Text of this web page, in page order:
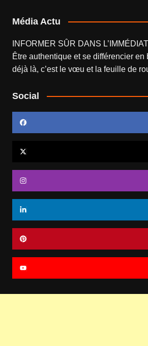
Média Actu
INFORMER SÛR DANS
Être authentique et se différencier en
déjà là, c’est le vœu et la feuille de
Social